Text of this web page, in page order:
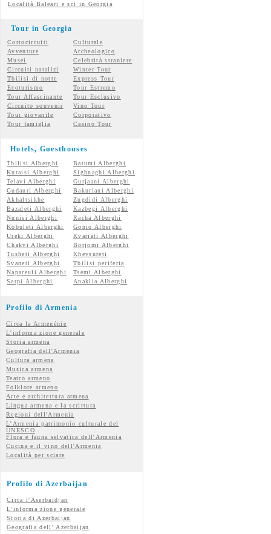
Località Baleari e sci in Georgia
Tour in Georgia
Cortocircuiti
Culturale
Avventure
Archeologico
Musei
Celebrità straniere
Circuiti natalizi
Winter Tour
Tbilisi di notte
Express Tour
Ecoturismo
Tour Estremo
Tour Affascinante
Tour Esclusivo
Circuito souvenir
Vino Tour
Tour giovanile
Corporativo
Tour famiglia
Casino Tour
Hotels, Guesthouses
Tbilisi Alberghi
Batumi Alberghi
Kutaisi Alberghi
Sighnaghi Alberghi
Telavi Alberghi
Gurjaani Alberghi
Gudauri Alberghi
Bakuriani Alberghi
Akhaltsikhe
Zugdidi Alberghi
Bazaleti Alberghi
Kazbegi Alberghi
Nunisi Alberghi
Racha Alberghi
Kobuleti Alberghi
Gonio Alberghi
Ureki Alberghi
Kvariati Alberghi
Chakvi Alberghi
Borjomi Alberghi
Tusheti Alberghi
Khevsureti
Svaneti Alberghi
Tbilisi periferia
Napareuli Alberghi
Tsemi Alberghi
Sarpi Alberghi
Anaklia Alberghi
Profilo di Armenia
Circa la Armenénie
L'informa zione generale
Storia armena
Geografia dell'Armenia
Cultura armena
Musica armena
Teatro armeno
Folklore armeno
Arte e architettura armena
Lingua armena e la scrittura
Regioni dell'Armenia
L'Armenia patrimonio culturale del
UNESCO
Flora e fauna selvatica dell'Armenia
Cucina e il vino dell'Armenia
Località per sciare
Profilo di Azerbaijan
Circa l'Aserbaidjan
L'informa zione generale
Storia di Azerbaijan
Geografia dell' Azerbaijan